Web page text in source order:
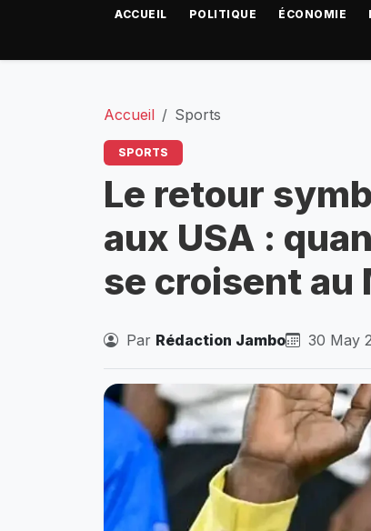
ACCUEIL POLITIQUE ÉCONOMIE
Accueil Sports
SPORTS
Le retour
aux USA :
se croisent au
Par Rédaction Jambo 30 May